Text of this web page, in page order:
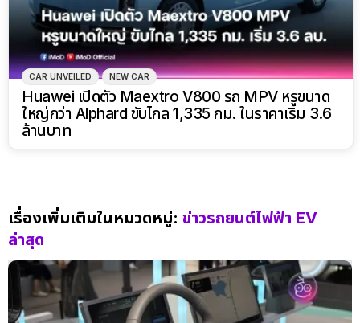
CAR UNVEILED NEW CAR
Huawei เปิดตัว Maextro V800 รถ MPV หรูขนาด
ใหญ่กว่า Alphard ขับไกล 1,335 กม. ในราคาเริ่ม 3.6
ล้านบาท
เรื่องเพิ่มเติมในหมวดหมู่: ข่าวรถยนต์ไฟฟ้า EV
ล่าสุด